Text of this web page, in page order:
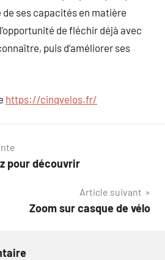
ses capacités en matière
de fléchir déjà avec
puis d’améliorer ses
https://cinqvelos.fr/
pour découvrir
Article suivant
Zoom sur casque de vélo